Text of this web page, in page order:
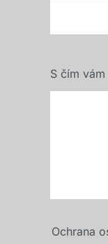
S čím
Ochrana